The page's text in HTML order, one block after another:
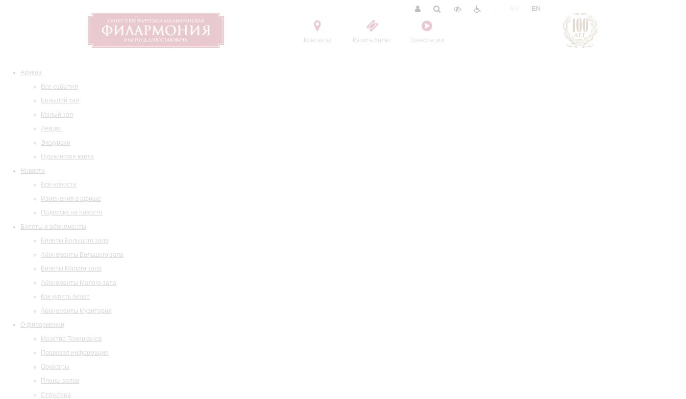
Контакты Купить билет Трансляции
EN
Афиша
Все события
Большой зал
Малый зал
Лекции
Экскурсии
Пушкинская карта
Новости
Все новости
Изменения в афише
Подписка на новости
Билеты и абонементы
Билеты Большого зала
Абонементы Большого зала
Билеты Малого зала
Абонементы Малого зала
Как купить билет
Абонементы Музитория
О филармонии
Маэстро Темирканов
Правовая информация
Оркестры
Планы залов
Структура